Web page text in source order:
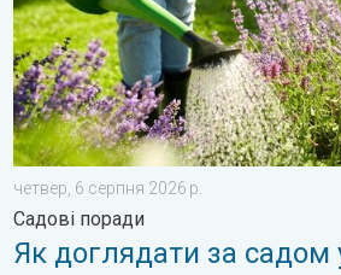
четвер, 6 серпня 2026 р.
Садові поради
Як доглядати за садом